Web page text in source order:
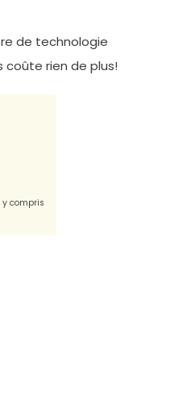
de technologie
coûte rien de plus!
compris